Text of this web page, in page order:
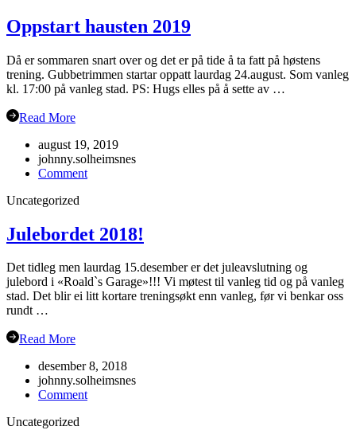
Oppstart hausten 2019
Då er sommaren snart over og det er på tide å ta fatt på høstens
trening. Gubbetrimmen startar oppatt laurdag 24.august. Som vanleg
kl. 17:00 på vanleg stad. PS: Hugs elles på å sette av …
Read More
august 19, 2019
johnny.solheimsnes
Commenton
Uncategorized
Julebordet 2018!
Det tidleg men laurdag 15.desember er det juleavslutning og
julebord i «Roald`s Garage»!!! Vi møtest til vanleg tid og på vanleg
stad. Det blir ei litt kortare treningsøkt enn vanleg, før vi benkar oss
rundt …
Read More
desember 8, 2018
johnny.solheimsnes
Commenton
Uncategorized